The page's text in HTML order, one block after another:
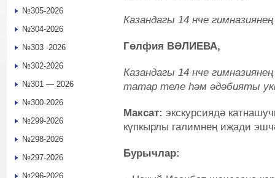
Казандагы 14 нче
Гөлфия ВӘЛИЕВА,
Казандагы 14 нче
татар теле һәм әдәбияты
Максат: экскурсиядә
күпкырлы галимнең иҗади
Бурычлар:
№305-2026
№304-2026
№303 -2026
№302-2026
№301 — 2026
№300-2026
№299-2026
№298-2026
№297-2026
№296-2026